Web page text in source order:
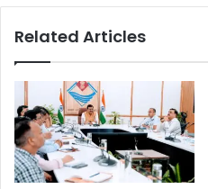
Related Articles